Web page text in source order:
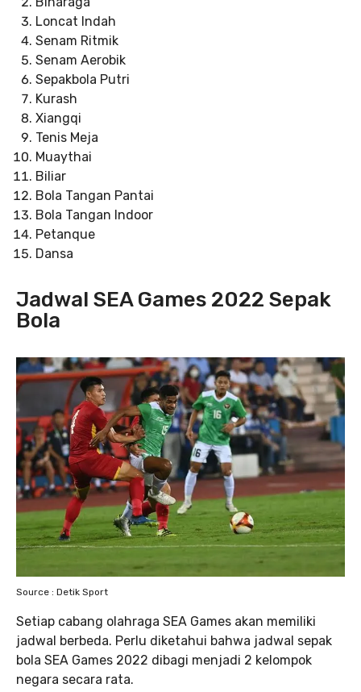
Loncat Indah
Senam Ritmik
Senam Aerobik
Sepakbola Putri
Kurash
Xiangqi
Tenis Meja
Muaythai
Biliar
Bola Tangan Pantai
Bola Tangan Indoor
Petanque
Dansa
Jadwal SEA Games 2022 Sepak
Bola
Source : Detik Sport
Setiap cabang olahraga SEA Games akan memiliki
jadwal berbeda. Perlu diketahui bahwa jadwal sepak
bola SEA Games 2022 dibagi menjadi 2 kelompok
negara secara rata.